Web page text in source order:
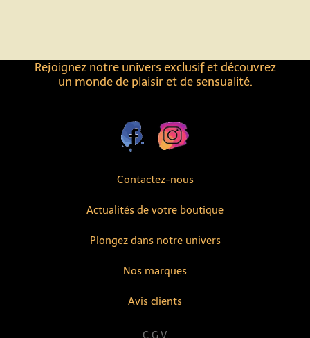
Contactez-nous
Actualités de votre boutique
Avis clients
Nos marques
Rejoignez notre univers exclusif et découvrez
un monde de plaisir et de sensualité.
Plongez dans notre univers
C.G.V.